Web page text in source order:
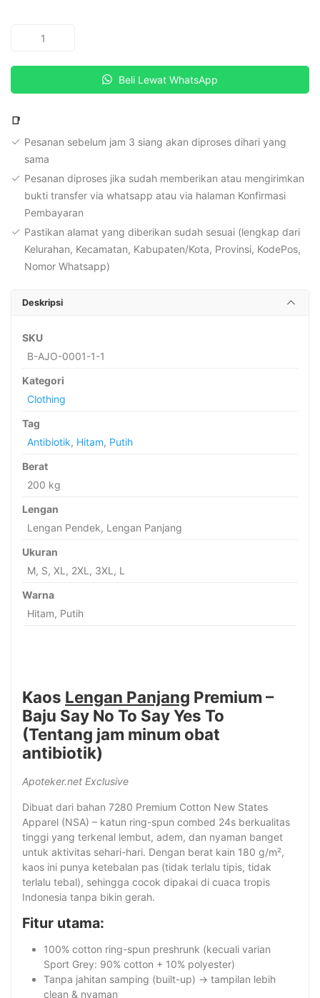
Say
Say
Beli Lewat WhatsApp
📑
Pesanan sebelum jam 3 siang akan diproses dihari yang
sama
Pesanan diproses jika sudah memberikan atau mengirimkan
bukti transfer via whatsapp atau via halaman Konfirmasi
Pembayaran
Pastikan alamat yang diberikan sudah sesuai (lengkap dari
Kelurahan, Kecamatan, Kabupaten/Kota, Provinsi, KodePos,
Nomor Whatsapp)
Deskripsi
SKU
B-AJO-0001-1-1
Kategori
Clothing
Tag
Antibiotik, Hitam, Putih
Berat
200 kg
Lengan
Lengan Pendek, Lengan Panjang
Ukuran
M, S, XL, 2XL, 3XL, L
Warna
Hitam, Putih
Kaos Lengan Panjang Premium –
Baju Say No To Say Yes To
(Tentang jam minum obat
antibiotik)
Apoteker.net Exclusive
Dibuat dari bahan 7280 Premium Cotton New States
Apparel (NSA) – katun ring-spun combed 24s berkualitas
tinggi yang terkenal lembut, adem, dan nyaman banget
untuk aktivitas sehari-hari. Dengan berat kain 180 g/m²,
kaos ini punya ketebalan pas (tidak terlalu tipis, tidak
terlalu tebal), sehingga cocok dipakai di cuaca tropis
Indonesia tanpa bikin gerah.
Fitur utama:
100% cotton ring-spun preshrunk (kecuali varian
Sport Grey: 90% cotton + 10% polyester)
Tanpa jahitan samping (built-up) → tampilan lebih
clean & nyaman